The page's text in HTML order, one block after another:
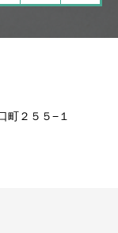
町２５５−１